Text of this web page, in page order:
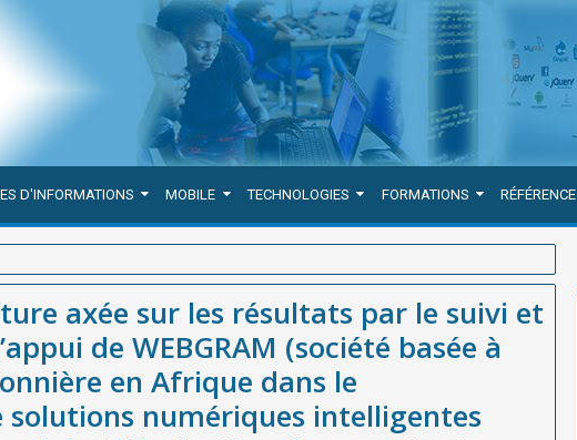
D'INFORMATIONS MOBILE TECHNOLOGIES FORMATIONS RÉFÉRENCE
le suivi et l’évaluation, avec l’appui de WEBGRAM (société basée à
le développement de solutions numériques intelligentes pour le pilotage, le
axée sur les résultats par le suivi et
de WEBGRAM (société basée à
en Afrique dans le
solutions numériques intelligentes